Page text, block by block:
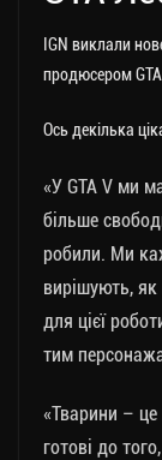
IGN виклали
продюсером GTA
Ось декілька
«У GTA V ми
більше
робили. Ми
вирішують, як
для цієї
тим
«Тварини – це
готові до